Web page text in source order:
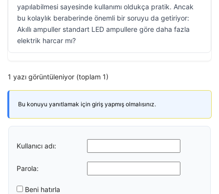
yapılabilmesi sayesinde kullanımı oldukça pratik. Ancak
bu kolaylık beraberinde önemli bir soruyu da getiriyor:
Akıllı ampuller standart LED ampullere göre daha fazla
elektrik harcar mı?
1 yazı görüntüleniyor (toplam 1)
Bu konuyu yanıtlamak için giriş yapmış olmalısınız.
Kullanıcı adı:
Parola:
Beni hatırla